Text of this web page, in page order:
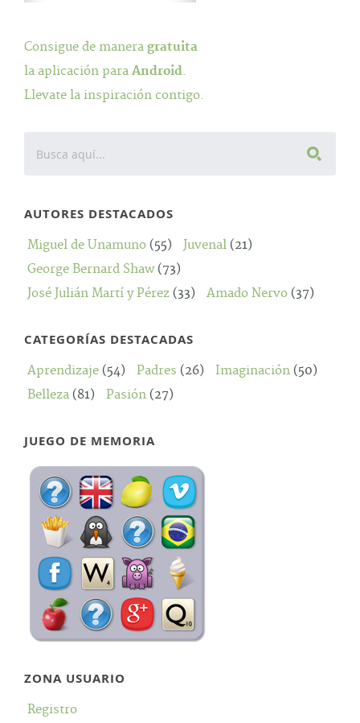
Consigue de manera gratuita
la aplicación para Android.
Llevate la inspiración contigo.
AUTORES DESTACADOS
Miguel de Unamuno (55) Juvenal (21)
George Bernard Shaw(73)
José Julián Martí y Pérez (33) Amado Nervo (37)
CATEGORÍAS DESTACADAS
Aprendizaje (54) Padres (26) Imaginación (50)
Belleza (81) Pasión (27)
JUEGO DE MEMORIA
ZONA USUARIO
Registro